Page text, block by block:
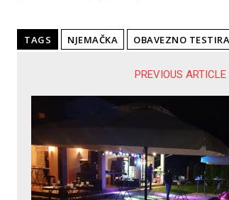
TAGS NJEMAČKA OBAVEZNO
PREVIOUS ARTICLE